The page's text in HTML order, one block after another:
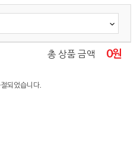
총 상품 금액 0원
되었습니다.